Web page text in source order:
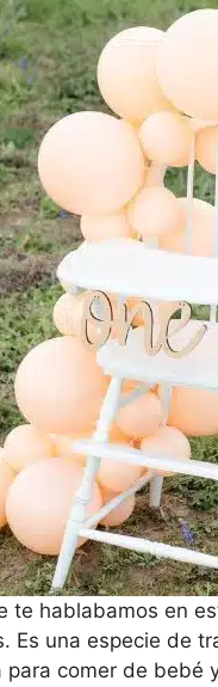
te hablabamos en
Es una especie de
comer de bebé